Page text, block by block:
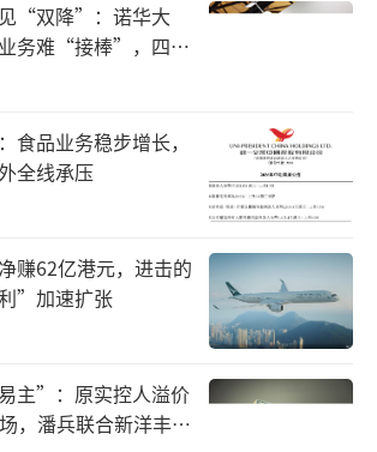
“双降”：诺华大
务难“接棒”，四大
食品业务稳步增长，
全线承压
赚62亿港元，进击的
”加速扩张
主”：原实控人溢价
潘兵联合新洋丰、